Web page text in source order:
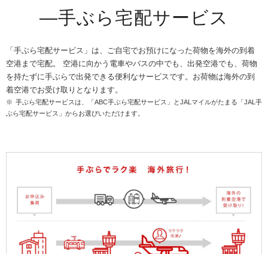
―手ぶら宅配サービス
「手ぶら宅配サービス」は、ご自宅でお預けになった荷物を海外の到着
空港まで宅配。 空港に向かう電車やバスの中でも、出発空港でも、荷物
を持たずに手ぶらで出発できる便利なサービスです。お荷物は海外の到
着空港でお受け取りとなります。
手ぶら宅配サービスは、「ABC手ぶら宅配サービス」とJALマイルがたまる「JAL手
ぶら宅配サービス」からお選びいただけます。